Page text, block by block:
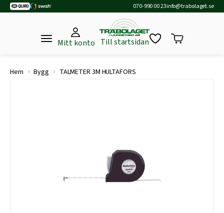
070-990 00 23info@trabolaget.se
Mitt konto Till startsidan
Hem › Bygg › TALMETER 3M HULTAFORS